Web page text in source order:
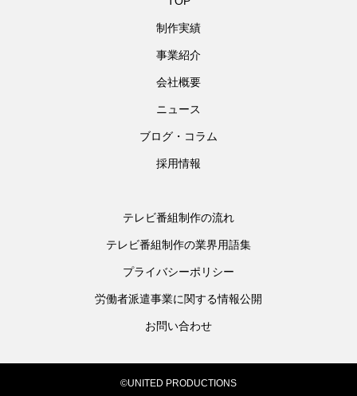
制作実績
事業紹介
会社概要
ニュース
ブログ・コラム
採用情報
テレビ番組制作の流れ
テレビ番組制作の業界用語集
プライバシーポリシー
労働者派遣事業に関する情報公開
お問い合わせ
©UNITED PRODUCTIONS